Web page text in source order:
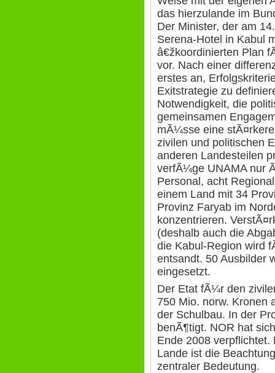
das hierzulande im
Der Minister, der am
Serena-Hotel in Kabul
â€žkoordinierten Plan
vor. Nach einer
erstes an,
Exitstrategie zu
Notwendigkeit, die
gemeinsamen
mÃ¼sse eine
zivilen und politischen
anderen Landesteilen
verfÃ¼ge UNAMA nur
Personal, acht
einem Land mit 34
Provinz Faryab im
konzentrieren.
(deshalb auch die
die Kabul-Region wird
entsandt. 50 Ausbilder
eingesetzt.
Der Etat fÃ¼r den
750 Mio. norw. Kronen
der Schulbau. In der
benÃ¶tigt. NOR hat
Ende 2008
Lande ist die
zentraler Bedeutung.